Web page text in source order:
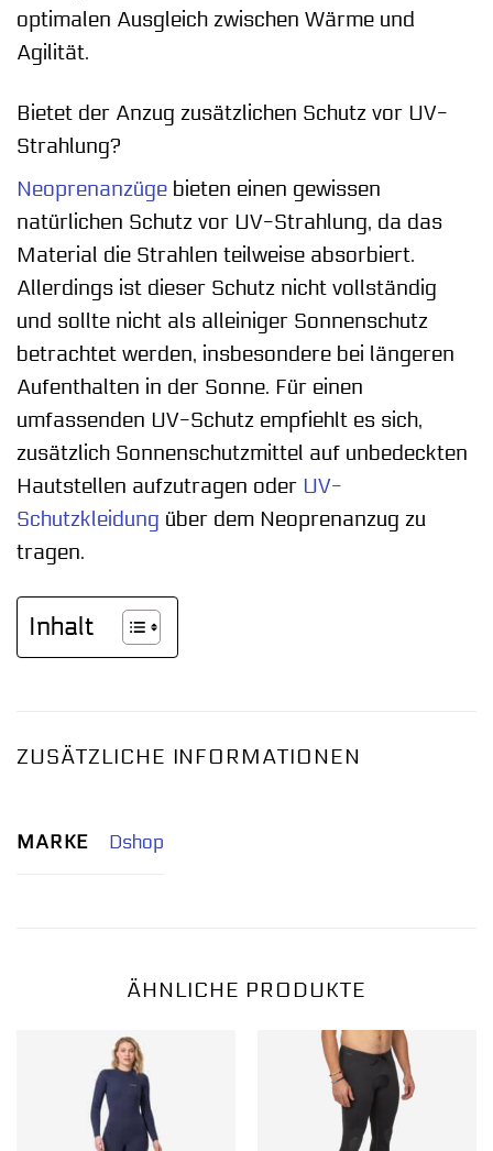
optimalen Ausgleich zwischen Wärme und
Agilität.
Bietet der Anzug zusätzlichen Schutz vor UV-
Strahlung?
Neoprenanzüge bieten einen gewissen
natürlichen Schutz vor UV-Strahlung, da das
Material die Strahlen teilweise absorbiert.
Allerdings ist dieser Schutz nicht vollständig
und sollte nicht als alleiniger Sonnenschutz
betrachtet werden, insbesondere bei längeren
Aufenthalten in der Sonne. Für einen
umfassenden UV-Schutz empfiehlt es sich,
zusätzlich Sonnenschutzmittel auf unbedeckten
Hautstellen aufzutragen oder UV-
Schutzkleidung über dem Neoprenanzug zu
tragen.
Inhalt
ZUSÄTZLICHE INFORMATIONEN
MARKE Dshop
ÄHNLICHE PRODUKTE